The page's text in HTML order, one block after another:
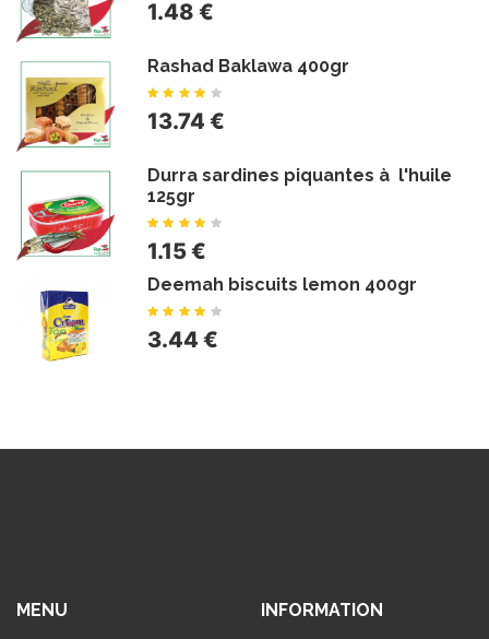
1.48 €
Rashad Baklawa 400gr
13.74 €
Durra sardines piquantes à l'huile
125gr
1.15 €
Deemah biscuits lemon 400gr
3.44 €
MENU INFORMATION